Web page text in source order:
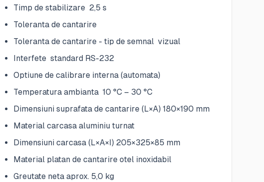
Timp de stabilizare 2,5 s
Toleranta de cantarire
Toleranta de cantarire - tip de semnal vizual
Interfete standard RS-232
Optiune de calibrare interna (automata)
Temperatura ambianta 10 °C – 30 °C
Dimensiuni suprafata de cantarire (L×A) 180×190 mm
Material carcasa aluminiu turnat
Dimensiuni carcasa (L×A×I) 205×325×85 mm
Material platan de cantarire otel inoxidabil
Greutate neta aprox. 5,0 kg